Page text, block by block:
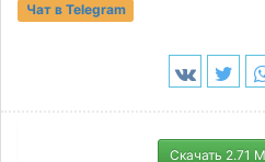
Чат в Telegram
Скачать 2.71